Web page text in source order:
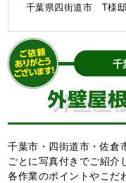
千葉県四街道市 T様
千
外壁屋
千葉市・四街道市・佐倉
ごとに写真付きでご紹介
各作業のポイントやこだ